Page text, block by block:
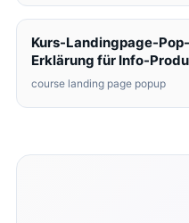
Kurs-Landingpage-
Erklärung für Info-
course landing page popup